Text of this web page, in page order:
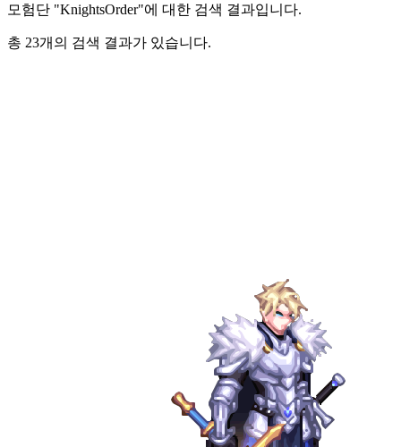
모험단 "KnightsOrder"에 대한 검색 결과입니다.
총 23개의 검색 결과가 있습니다.